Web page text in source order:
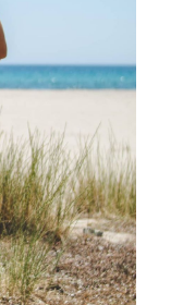
Unisex
Ray-Ban
Modă
RB2199 133371 52